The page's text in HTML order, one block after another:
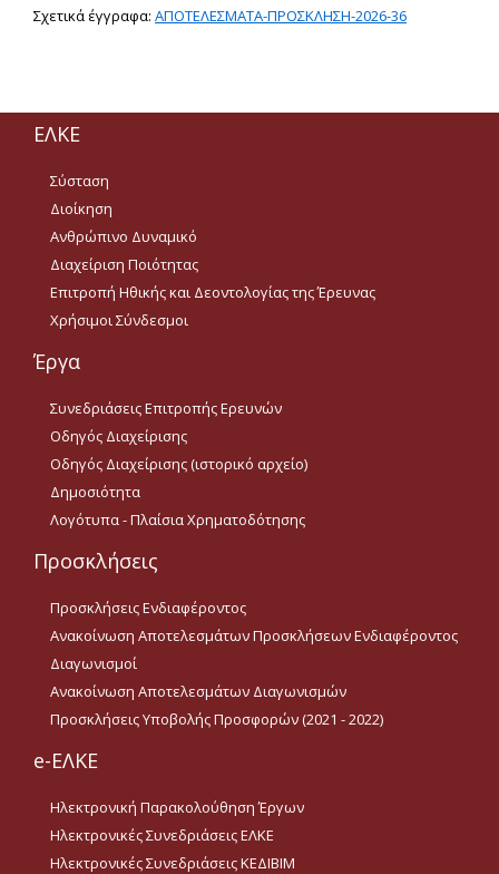
με βάση τον Ν.4957/2022
Οδηγίες (ιστορικό αρχείο)
Έντυπα
Ανακοινώσεις
Προσκλήσεις
Ανακοίνωση
Αποτελεσμάτων
Προσκλήσεων
Ενδιαφέροντος
Ανακοίνωση
Διαγωνισμών
Προσφορών (2021 - 2022)
Επικοινωνία
Ωράριο Λειτουργίας
Σχετικά έγγραφα: ΑΠΟΤΕΛΕΣΜΑΤΑ-ΠΡΟΣΚΛΗΣΗ-2026-36
ΕΛΚΕ
Σύσταση
Διοίκηση
Ανθρώπινο Δυναμικό
Διαχείριση Ποιότητας
Επιτροπή Ηθικής και Δεοντολογίας της Έρευνας
Χρήσιμοι Σύνδεσμοι
Έργα
Συνεδριάσεις Επιτροπής Ερευνών
Οδηγός Διαχείρισης
Οδηγός Διαχείρισης (ιστορικό αρχείο)
Δημοσιότητα
Λογότυπα - Πλαίσια Χρηματοδότησης
Προσκλήσεις
Προσκλήσεις Ενδιαφέροντος
Ανακοίνωση Αποτελεσμάτων Προσκλήσεων Ενδιαφέροντος
Διαγωνισμοί
Ανακοίνωση Αποτελεσμάτων Διαγωνισμών
Προσκλήσεις Υποβολής Προσφορών (2021 - 2022)
e-ΕΛΚΕ
Ηλεκτρονική Παρακολούθηση Έργων
Ηλεκτρονικές Συνεδριάσεις ΕΛΚΕ
Ηλεκτρονικές Συνεδριάσεις ΚΕΔΙΒΙΜ